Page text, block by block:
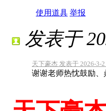
使用道具 举报
发表于
天下豪杰 发表于 2026-3-2
谢谢老师热忱鼓励、